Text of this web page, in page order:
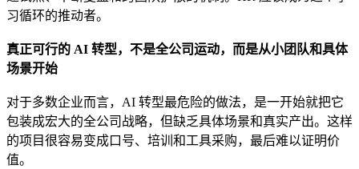
习循环的推动者。
真正可行的 AI 转型，不是全公司运动，而是从小团队和具体
场景开始
对于多数企业而言，AI 转型最危险的做法，是一开始就把它
包装成宏大的全公司战略，但缺乏具体场景和真实产出。这样
的项目很容易变成口号、培训和工具采购，最后难以证明价
值。